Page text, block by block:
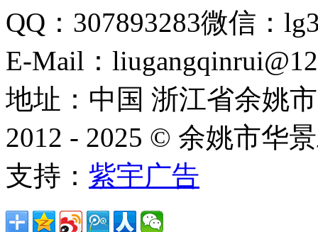
QQ：307893283微信：
E-Mail：
地址：中国 浙江省余姚
2012 - 2025 © 余姚市华
支持： 紫宇广告